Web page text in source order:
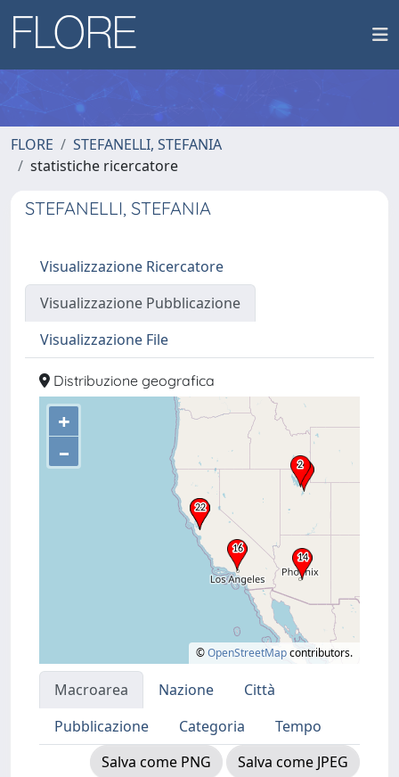
FLORE
STEFANELLI, STEFANIA
statistiche ricercatore
STEFANELLI, STEFANIA
Visualizzazione Ricercatore
Visualizzazione Pubblicazione
Visualizzazione File
Distribuzione geografica
+
–
©OpenStreetMapcontributors.
Macroarea Nazione
Città
Pubblicazione
Categoria
Tempo
Salva come PNG
Salva come JPEG